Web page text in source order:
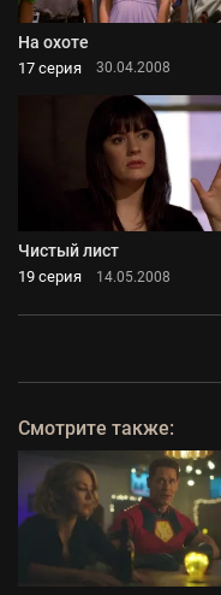
На охоте
17 серия 30.04.2008
Чистый лист
19 серия 14.05.2008
Смотрите также: